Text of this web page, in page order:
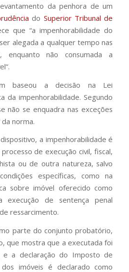
da penhora de um
do Superior Tribunal de
que “a impenhorabilidade do
alegada a qualquer tempo nas
enquanto não consumada a
baseou a decisão na Lei
da impenhorabilidade. Segundo
não se enquadra nas exceções
norma.
a impenhorabilidade é
de execução civil, fiscal,
ou de outra natureza, salvo
específicas, como na
sobre imóvel oferecido como
execução de sentença penal
ressarcimento.
parte do conjunto probatório,
que mostra que a executada foi
e a declaração do Imposto de
imóveis é declarado como